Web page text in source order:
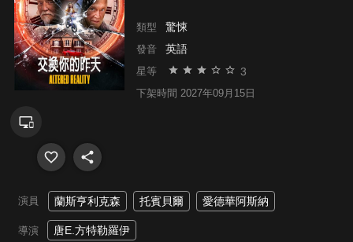
類型 驚悚
發音 英語
星等 3
下架時間 2027年09月15日
演員 蘭斯亨利克森 托賓貝爾 愛德華阿斯納
導演 唐E.方特勒羅伊